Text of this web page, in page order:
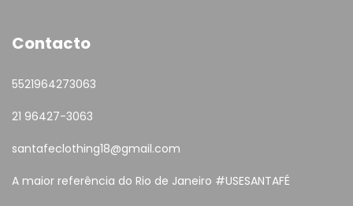
Contacto
5521964273063
21 96427-3063
santafeclothing18@gmail.com
A maior referência do Rio de Janeiro #USESANTAFÉ